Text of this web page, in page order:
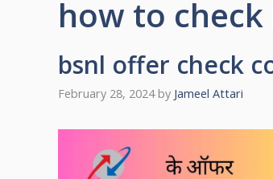
how to
bsnl offer check
February 28, 2024 by Jameel Attari